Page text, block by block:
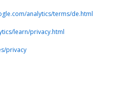
analytics/terms/de.html
learn/privacy.html
privacy